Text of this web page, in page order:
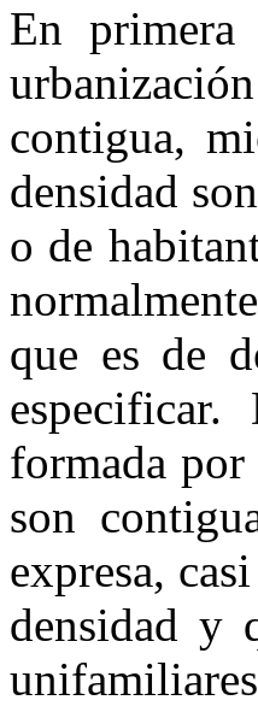
En
contigua,
densidad
o de
que es de
formada por
son
expresa,
densidad y